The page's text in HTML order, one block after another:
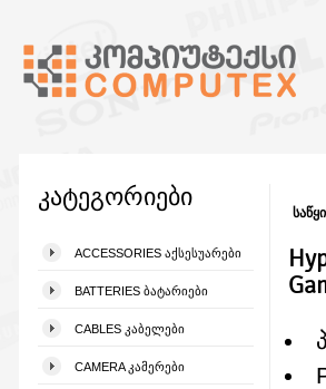
კატეგორიები
ACCESSORIES ᲐᲥᲡᲔᲡᲣᲐᲠᲔᲑᲘ
BATTERIES ᲑᲐᲢᲐᲠᲘᲔᲑᲘ
CABLES ᲙᲐᲑᲔᲚᲔᲑᲘ
CAMERA ᲙᲐᲛᲔᲠᲔᲑᲘ